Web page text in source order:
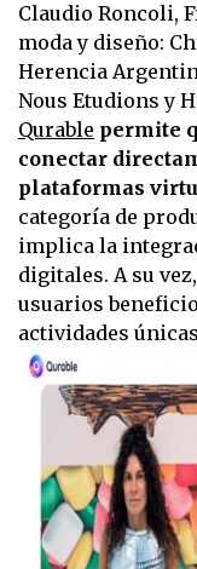
Claudio Roncoli,
moda y diseño:
Herencia
Nous Etudions y
Qurable permite
conectar
plataformas
categoría de
implica la
digitales. A su
usuarios
actividades